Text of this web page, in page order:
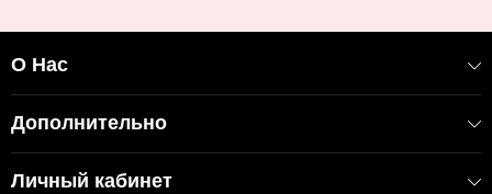
О Нас
Дополнительно
Личный кабинет